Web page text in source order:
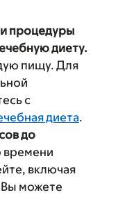
процедуры
диету.
пищу. Для
с
диета.
до
времени
включая
можете